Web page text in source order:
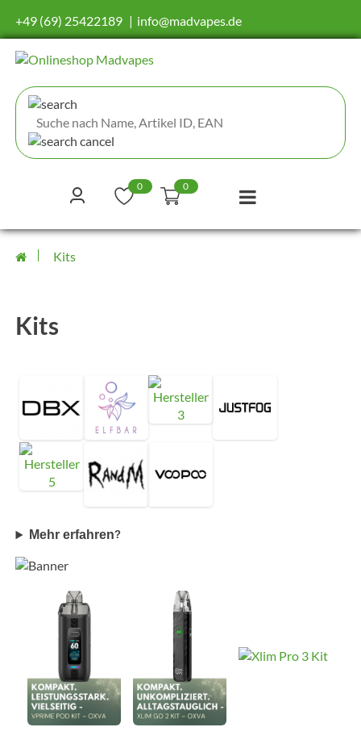
+49 (69) 25422189 info@madvapes.de
0 0
Kits
Kits
Mehr erfahren